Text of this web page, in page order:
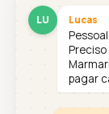
LU Lucas
pagar